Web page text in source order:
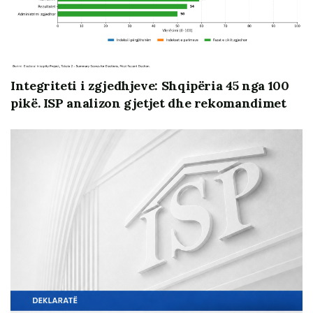
kandidatët në seancë plenare brenda një jave nga
paraqitja e raportit të komisionit përkatës dhe jo më
vonë se 30 ditë nga mbarimi i mandatit ose nga data e
shkarkimit”.
Në monitorimin e Institutit të Studimeve Politike (ISP)
Integriteti i zgjedhjeve: Shqipëria 45 nga 100
pikë. ISP analizon gjetjet dhe rekomandimet